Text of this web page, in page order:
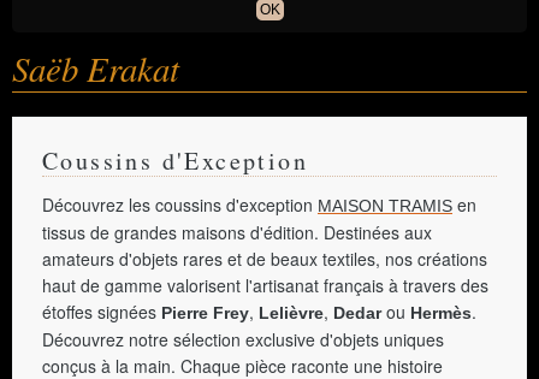
OK
Saëb Erakat
Coussins d'Exception
Découvrez les coussins d'exception MAISON TRAMIS en
tissus de grandes maisons d'édition. Destinées aux
amateurs d'objets rares et de beaux textiles, nos créations
haut de gamme valorisent l'artisanat français à travers des
étoffes signées Pierre Frey, Lelièvre, Dedarou Hermès.
Découvrez notre sélection exclusive d'objets uniques
conçus à la main. Chaque pièce raconte une histoire